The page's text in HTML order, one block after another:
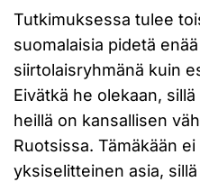
Tutkimuksessa tulee
suomalaisia pidetä
siirtolaisryhmänä kuin
Eivätkä he olekaan,
heillä on kansallisen
Ruotsissa. Tämäkään
yksiselitteinen asia,